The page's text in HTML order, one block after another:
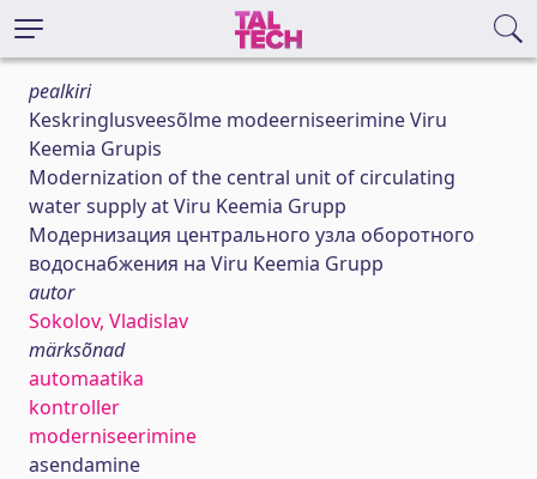
pealkiri
Keskringlusveesõlme modeerniseerimine Viru
Keemia Grupis
Modernization of the central unit of circulating
water supply at Viru Keemia Grupp
Модернизация центрального узла оборотного
водоснабжения на Viru Keemia Grupp
autor
Sokolov, Vladislav
märksõnad
automaatika
kontroller
moderniseerimine
asendamine